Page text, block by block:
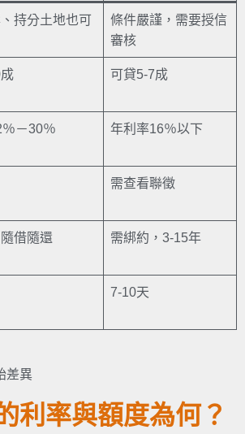
持分土地也可
條件嚴謹，需要授信
審核
可貸5-7成
－30％ 年利率16％以下
需查看聯徵
借隨還 需綁約，3-15年
7-10天
差異
利率與額度為何？